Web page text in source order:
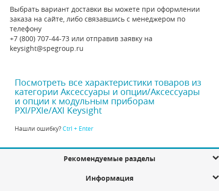
Выбрать вариант доставки вы можете при оформлении
заказа на сайте, либо связавшись с менеджером по
телефону
+7 (800) 707-44-73 или отправив заявку на
keysight@spegroup.ru
Посмотреть все характеристики товаров из
категории Аксессуары и опции/Аксессуары
и опции к модульным приборам
PXI/PXIe/AXI Keysight
Нашли ошибку?Ctrl + Enter
Рекомендуемые разделы
Информация